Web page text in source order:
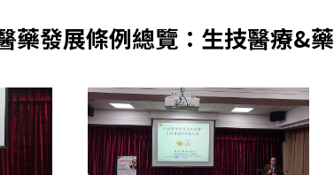
藥發展條例總覽：生技醫療&